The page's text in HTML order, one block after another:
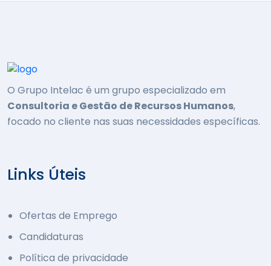
O Grupo Intelac é um grupo especializado em
Consultoria e Gestão de Recursos Humanos,
focado no cliente nas suas necessidades específicas.
Links Úteis
Ofertas de Emprego
Candidaturas
Política de privacidade